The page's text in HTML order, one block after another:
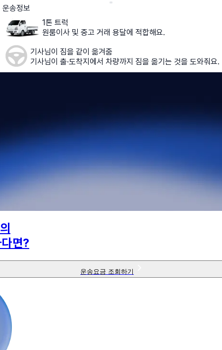
운송정보
1톤 트럭
원룸이사 및 중고 거래 용달에 적합해요.
기사님이 짐을 같이 옮겨줌
기사님이 출·도착지에서 차량까지 짐을 옮기는 것을 도와줘요.
면?
운송요금 조회하기